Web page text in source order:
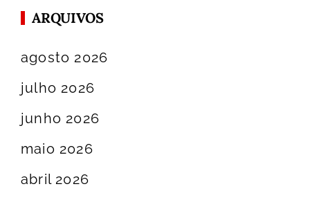
ARQUIVOS
agosto 2026
julho 2026
junho 2026
maio 2026
abril 2026